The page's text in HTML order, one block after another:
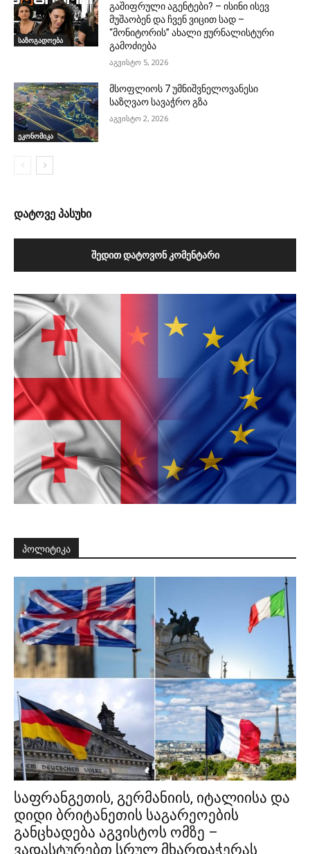
საზოგადოება
გაშიფრული აგენტები? – ისინი ისევ
მუშაობენ და ჩვენ ვიცით სად –
“მონიტორის” ახალი ჟურნალისტური
გამოძიება
აგვისტო 5, 2026
ეკონომიკა
მსოფლიოს 7 უმნიშვნელოვანესი
საზღვაო სავაჭრო გზა
აგვისტო 2, 2026
დატოვე პასუხი
ᲨᲔᲓᲘᲗ ᲓᲐᲢᲝᲕᲝᲜ ᲙᲝᲛᲔᲜᲢᲐᲠᲘ
პოლიტიკა
საფრანგეთის, გერმანიის, იტალიისა და
დიდი ბრიტანეთის საგარეოების
განცხადება აგვისტოს ომზე –
ვადასტურებთ სრულ მხარდაჭერას